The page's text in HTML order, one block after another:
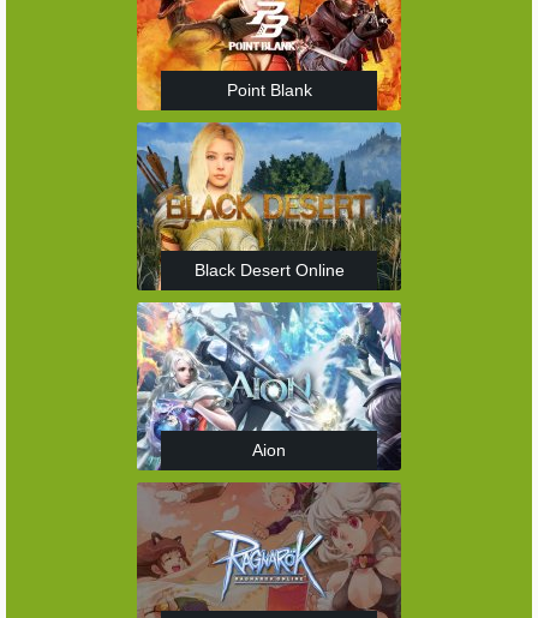
Point Blank
Black Desert Online
Aion